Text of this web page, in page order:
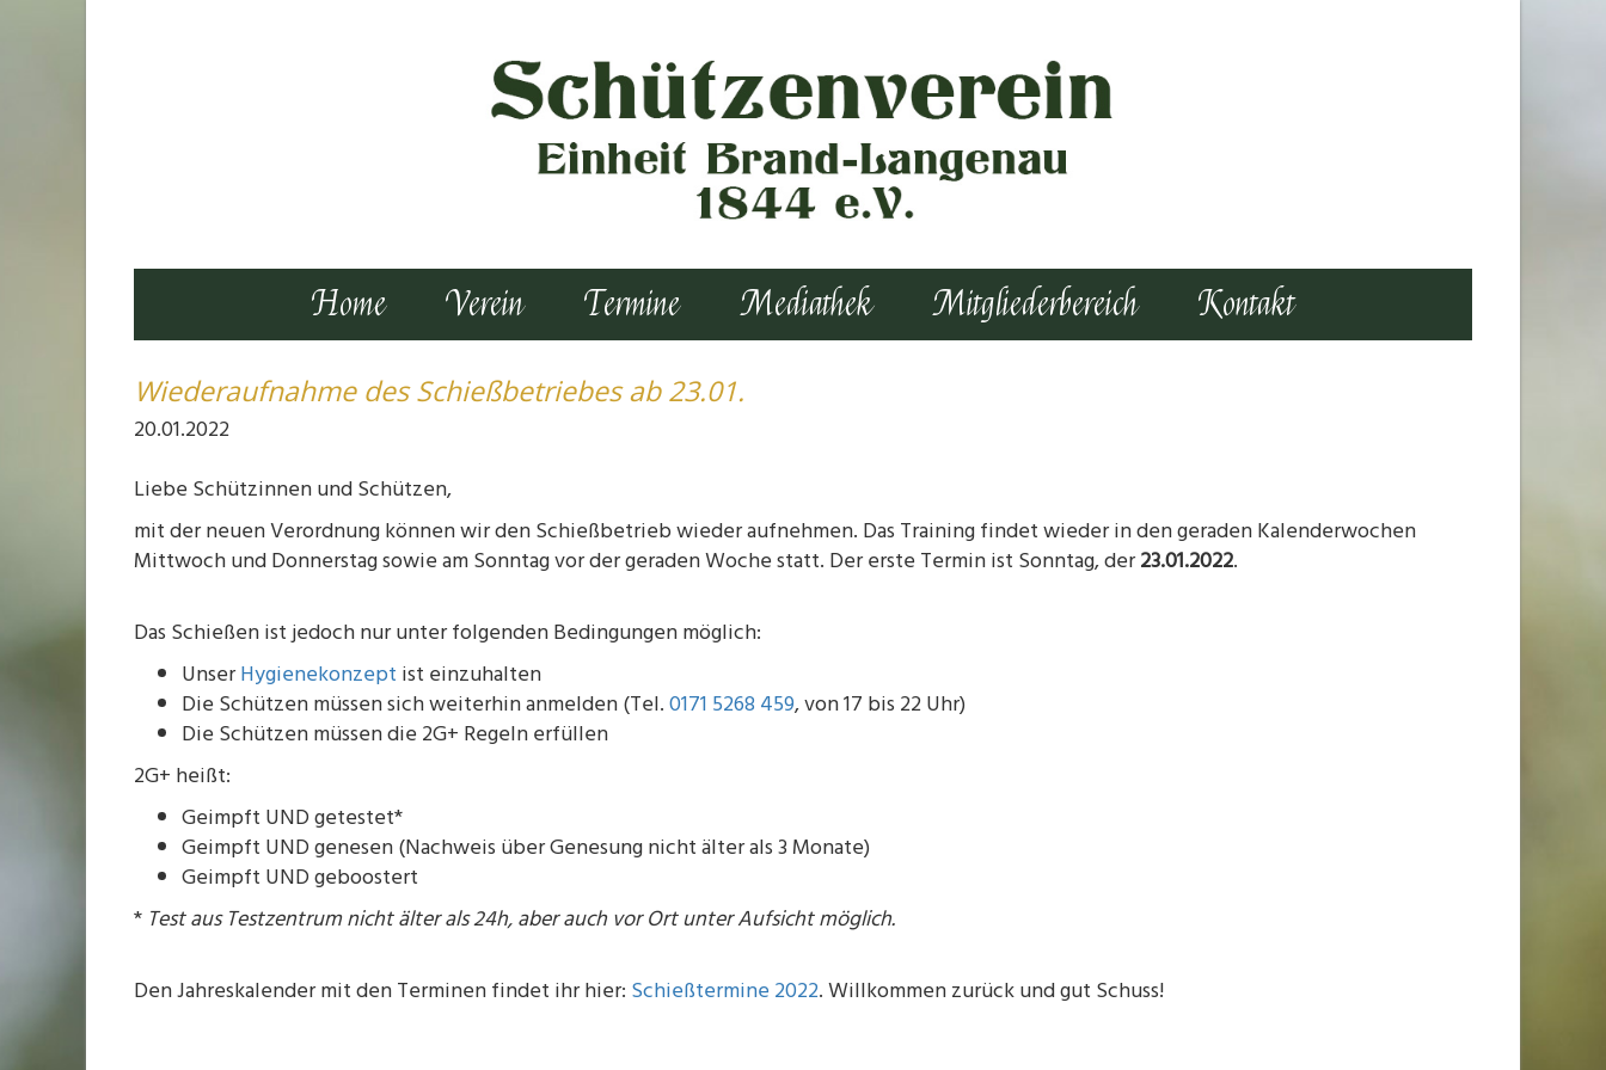
Home Verein Termine Mediathek Mitgliederbereich Kontakt
Wiederaufnahme des Schießbetriebes ab 23.01.
20.01.2022
Liebe Schützinnen und Schützen,
mit der neuen Verordnung können wir den Schießbetrieb wieder aufnehmen. Das Training findet wieder in den geraden Kalenderwochen
Mittwoch und Donnerstag sowie am Sonntag vor der geraden Woche statt. Der erste Termin ist Sonntag, der23.01.2022.
Das Schießen ist jedoch nur unter folgenden Bedingungen möglich:
UnserHygienekonzeptist einzuhalten
Die Schützen müssen sich weiterhin anmelden (Tel.0171 5268 459, von 17 bis 22 Uhr)
Die Schützen müssen die 2G+ Regeln erfüllen
2G+ heißt:
Geimpft UND getestet*
Geimpft UND genesen (Nachweis über Genesung nicht älter als 3 Monate)
Geimpft UND geboostert
* Test aus Testzentrum nicht älter als 24h, aber auch vor Ort unter Aufsicht möglich.
Den Jahreskalender mit den Terminen findet ihr hier:Schießtermine 2022. Willkommen zurück und gut Schuss!